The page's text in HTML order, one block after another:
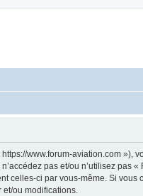
www.forum-aviation.com »),
pas et/ou n’utilisez pas
ci par vous-même. Si
et/ou modifications.